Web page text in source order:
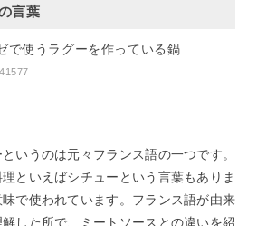
言葉
いうのは元々フランス語の一つです。
といえばシチューという言葉もありま
で使われています。フランス語が由来
した所で、ミートソースとの違いを紹